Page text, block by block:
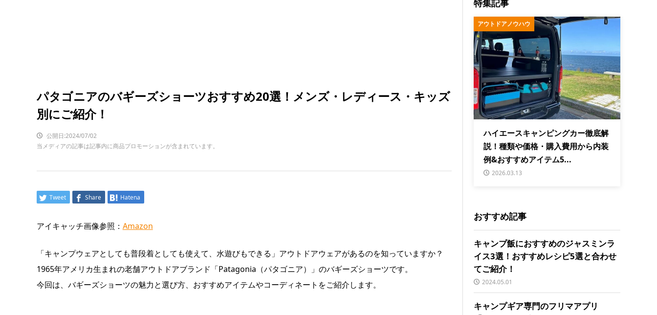
パタゴニアのバギーズショーツおすすめ20選！メンズ・レディース・キッズ
別にご紹介！
公開日:2024/07/02
当メディアの記事は記事内に商品プロモーションが含まれています。
Tweet Share Hatena
アイキャッチ画像参照： Amazon
「キャンプウェアとしても普段着としても使えて、水遊びもできる」アウトドアウェアがあるのを知っていますか？
1965年アメリカ生まれの老舗アウトドアブランド「Patagonia（パタゴニア）」のバギーズショーツです。
今回は、バギーズショーツの魅力と選び方、おすすめアイテムやコーディネートをご紹介します。
特集記事
アウトドアノウハウ
ハイエースキャンピングカー徹底解
説！種類や価格・購入費用から内装
例&おすすめアイテム5...
2026.03.13
おすすめ記事
キャンプ飯におすすめのジャスミンラ
イス3選！おすすめレシピ5選と合わせ
てご紹介！
2024.05.01
キャンプギア専門のフリマアプリ